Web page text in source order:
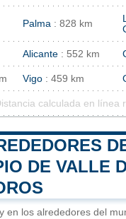
Palma : 828 km
Alicante : 552 km
Vigo : 459 km
calculada en línea
DE VALLE
en los alrededores del